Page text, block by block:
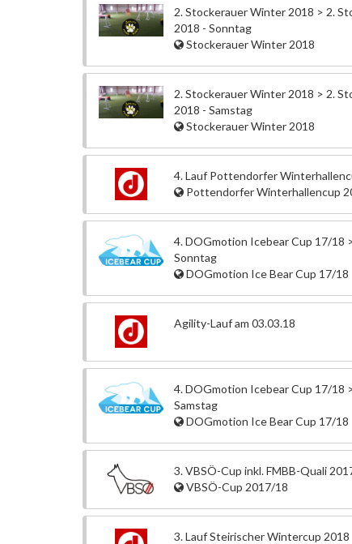
2. Stockerauer Winter 2018 > 2.
2018 - Sonntag
Stockerauer Winter 2018
2. Stockerauer Winter 2018 > 2.
2018 - Samstag
Stockerauer Winter 2018
4. Lauf Pottendorfer
Pottendorfer Winterhallencup
4. DOGmotion Icebear Cup 17/18
Sonntag
DOGmotion Ice Bear Cup 17/18
Agility-Lauf am 03.03.18
4. DOGmotion Icebear Cup 17/18
Samstag
DOGmotion Ice Bear Cup 17/18
3. VBSÖ-Cup inkl. FMBB-Quali
VBSÖ-Cup 2017/18
3. Lauf Steirischer Wintercup 2018